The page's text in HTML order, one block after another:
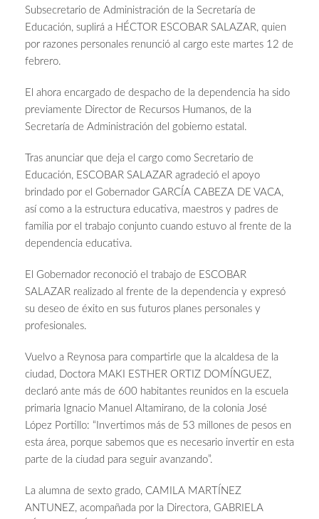
Subsecretario de Administración de la Secretaría de
Educación, suplirá a HÉCTOR ESCOBAR SALAZAR, quien
por razones personales renunció al cargo este martes 12 de
febrero.
El ahora encargado de despacho de la dependencia ha sido
previamente Director de Recursos Humanos, de la
Secretaría de Administración del gobierno estatal.
Tras anunciar que deja el cargo como Secretario de
Educación, ESCOBAR SALAZAR agradeció el apoyo
brindado por el Gobernador GARCÍA CABEZA DE VACA,
así como a la estructura educativa, maestros y padres de
familia por el trabajo conjunto cuando estuvo al frente de la
dependencia educativa.
El Gobernador reconoció el trabajo de ESCOBAR
SALAZAR realizado al frente de la dependencia y expresó
su deseo de éxito en sus futuros planes personales y
profesionales.
Vuelvo a Reynosa para compartirle que la alcaldesa de la
ciudad, Doctora MAKI ESTHER ORTIZ DOMÍNGUEZ,
declaró ante más de 600 habitantes reunidos en la escuela
primaria Ignacio Manuel Altamirano, de la colonia José
López Portillo: “Invertimos más de 53 millones de pesos en
esta área, porque sabemos que es necesario invertir en esta
parte de la ciudad para seguir avanzando”.
La alumna de sexto grado, CAMILA MARTÍNEZ
ANTUNEZ, acompañada por la Directora, GABRIELA